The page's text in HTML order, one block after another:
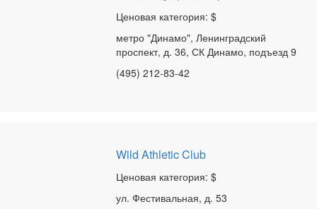
Ценовая категория: $
метро "Динамо", Ленинградский
проспект, д. 36, СК Динамо, подъезд 9
(495) 212-83-42
Wild Athletic Club
Ценовая категория: $
ул. Фестивальная, д. 53